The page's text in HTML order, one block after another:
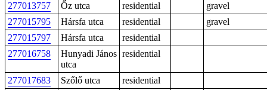
277013757
Őz utca residential
gravel
277015795
Hársfa utca residential
gravel
277015797
Hársfa utca
residential
277016758
Hunyadi János
utca
residential
277017683 Szőlő utca
residential